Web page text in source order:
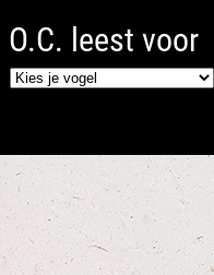
O.C. leest voor